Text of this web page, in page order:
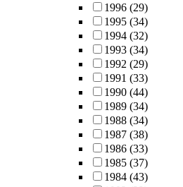
1996 (29)
1995 (34)
1994 (32)
1993 (34)
1992 (29)
1991 (33)
1990 (44)
1989 (34)
1988 (34)
1987 (38)
1986 (33)
1985 (37)
1984 (43)